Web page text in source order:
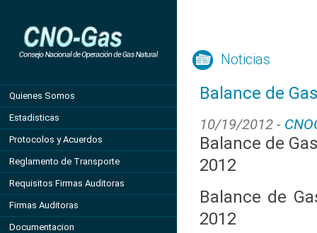
Quienes Somos
Estadisticas
Protocolos y Acuerdos
Reglamento de Transporte
Requisitos Firmas Auditoras
Firmas Auditoras
Documentacion
Noticias
Balance de
10/19/2012 -
Balance de
2012
Balance de
2012